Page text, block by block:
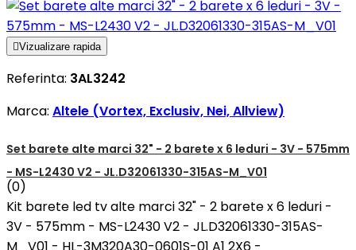
Vizualizare rapida
Referinta: 3AL3242
Marca: Altele (Vortex, Exclusiv, Nei, Allview)
Set barete alte marci 32" - 2 barete x 6 leduri - 3V - 575mm
- MS-L2430 V2 - JL.D32061330-315AS-M_V01
(0)
Kit barete led tv alte marci 32" - 2 barete x 6 leduri -
3V - 575mm - MS-L2430 V2 - JL.D32061330-315AS-
M_V01 - HL-3M320A30-0601S-01 A1 2X6 -